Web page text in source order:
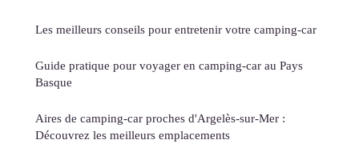
Les meilleurs conseils pour entretenir votre camping-car
Guide pratique pour voyager en camping-car au Pays
Basque
Aires de camping-car proches d'Argelès-sur-Mer :
Découvrez les meilleurs emplacements